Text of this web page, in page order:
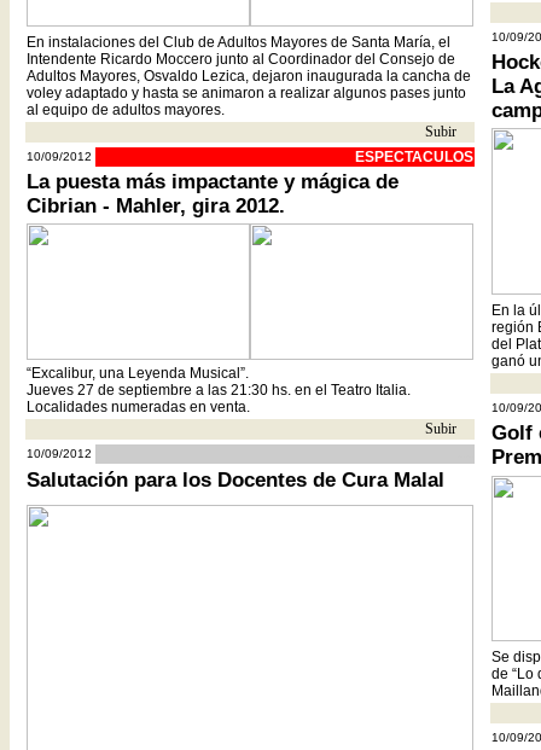
En instalaciones del Club de Adultos Mayores de Santa María, el
Intendente Ricardo Moccero junto al Coordinador del Consejo de
Adultos Mayores, Osvaldo Lezica, dejaron inaugurada la cancha de
voley adaptado y hasta se animaron a realizar algunos pases junto
al equipo de adultos mayores.
Subir
10/09/2012 ESPECTACULOS
La puesta más impactante y mágica de
Cibrian - Mahler, gira 2012.
“Excalibur, una Leyenda Musical”.
Jueves 27 de septiembre a las 21:30 hs. en el Teatro Italia.
Localidades numeradas en venta.
Subir
10/09/2012
Salutación para los Docentes de Cura Malal
10/09/
La
En la
región
del
ganó
10/09/
Golf
Se
de “Lo
10/09/